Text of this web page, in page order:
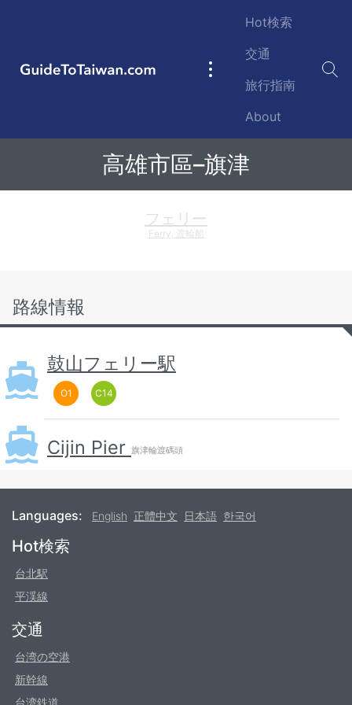
GuideToTaiwan.com
Main
Hot検索
交通
旅行指南
About
往返高雄市區與旗津島之船班航線
高雄市區–旗津
フェリー
Ferry, 渡輪船
路線情報
鼓山フェリー駅
O1 C14
Cijin Pier 旗津輪渡碼頭
Languages: English 正體中文 日本語 한국어
Footer
Hot検索
台北駅
平渓線
交通
台湾の空港
新幹線
台湾鉄道